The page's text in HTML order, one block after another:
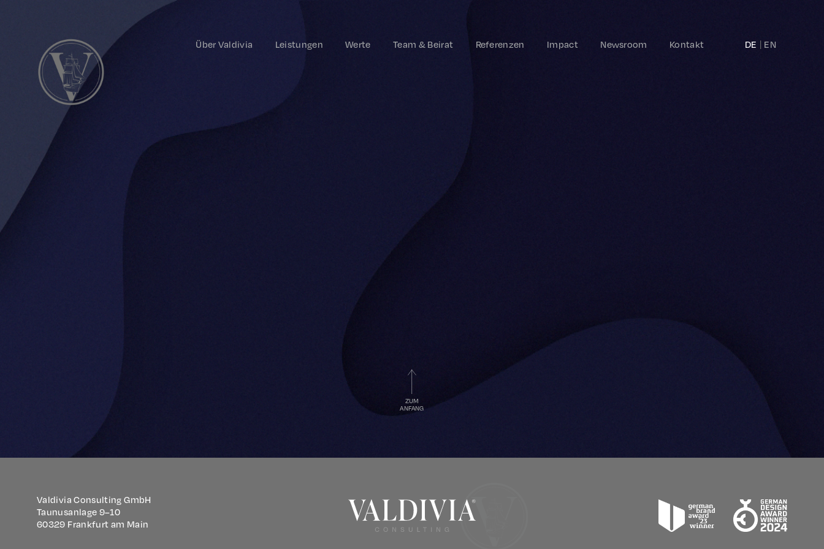
Über Valdivia Leistungen Werte Team & Beirat Referenzen Impact Newsroom Kontakt DE EN
ZUM
ANFANG
Valdivia Consulting GmbH
Taunusanlage 9–10
60329 Frankfurt am Main